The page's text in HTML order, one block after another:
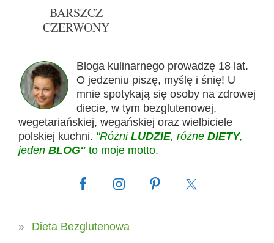
BARSZCZ
CZERWONY
Bloga kulinarnego prowadzę 18 lat.
O jedzeniu piszę, myślę i śnię! U
mnie spotykają się osoby na zdrowej
diecie, w tym bezglutenowej,
wegetariańskiej, wegańskiej oraz wielbiciele
polskiej kuchni. "Różni LUDZIE, różne DIETY,
jeden BLOG" to moje motto.
Dieta Bezglutenowa